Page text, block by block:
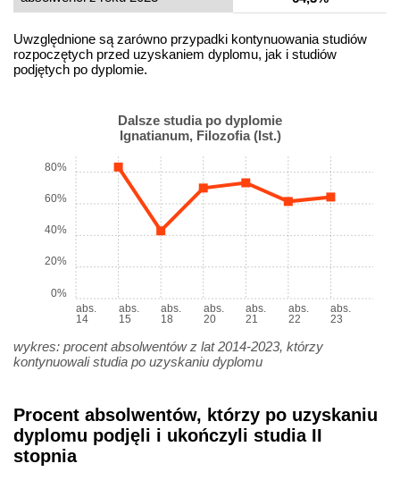
Uwzględnione są zarówno przypadki kontynuowania studiów
rozpoczętych przed uzyskaniem dyplomu, jak i studiów
podjętych po dyplomie.
Dalsze studia po dyplomie
Ignatianum, Filozofia (Ist.)
abs.
14
abs.
15
abs.
18
abs.
20
abs.
21
abs.
22
abs.
23
0%
20%
40%
60%
80%
wykres: procent absolwentów z lat 2014-2023, którzy
kontynuowali studia po uzyskaniu dyplomu
Procent absolwentów, którzy po uzyskaniu
dyplomu podjęli i ukończyli studia II
stopnia